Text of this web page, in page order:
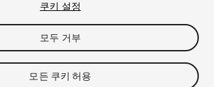
쿠키 설정
모두 거부
모든 쿠키 허용